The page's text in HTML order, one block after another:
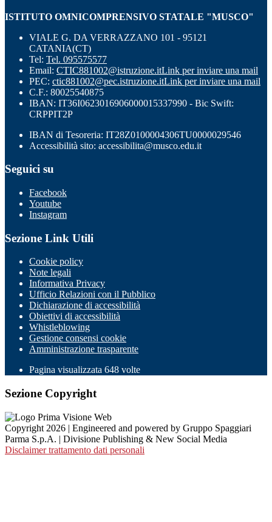
ISTITUTO OMNICOMPRENSIVO STATALE "MUSCO"
VIALE G. DA VERRAZZANO 101 - 95121
CATANIA(CT)
Tel: Tel. 095575577
Email: CTIC881002@istruzione.itLink per inviare una mail
PEC: ctic881002@pec.istruzione.itLink per inviare una mail
C.F.: 80025540875
IBAN: IT36I0623016906000015337990 - Bic Swift:
CRPPIT2P
IBAN di Tesoreria: IT28Z0100004306TU0000029546
Accessibilità sito: accessibilita@musco.edu.it
Seguici su
Facebook
Youtube
Instagram
Sezione Link Utili
Cookie policy
Note legali
Informativa Privacy
Ufficio Relazioni con il Pubblico
Dichiarazione di accessibilità
Obiettivi di accessibilità
Whistleblowing
Gestione consensi cookie
Amministrazione trasparente
Pagina visualizzata 648 volte
Sezione Copyright
Copyright 2026 | Engineered and powered by Gruppo Spaggiari
Parma S.p.A. | Divisione Publishing & New Social Media
Disclaimer trattamento dati personali